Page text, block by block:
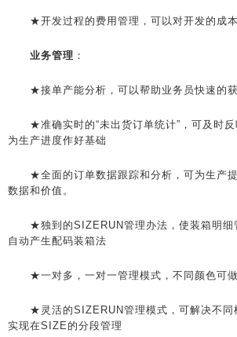
★开发过程的费用管理，可以对开发的成本
业务管理 ：
★接单产能分析，可以帮助业务员快速的获
★准确实时的“未出货订单统计”，可及时反
为生产进度作好基础
★全面的订单数据跟踪和分析，可为生产提
数据和价值。
★独到的SIZERUN管理办法，使装箱明细
自动产生配码装箱法
★一对多，一对一管理模式，不同颜色可做
★灵活的SIZERUN管理模式，可解决不同
实现在SIZE的分段管理